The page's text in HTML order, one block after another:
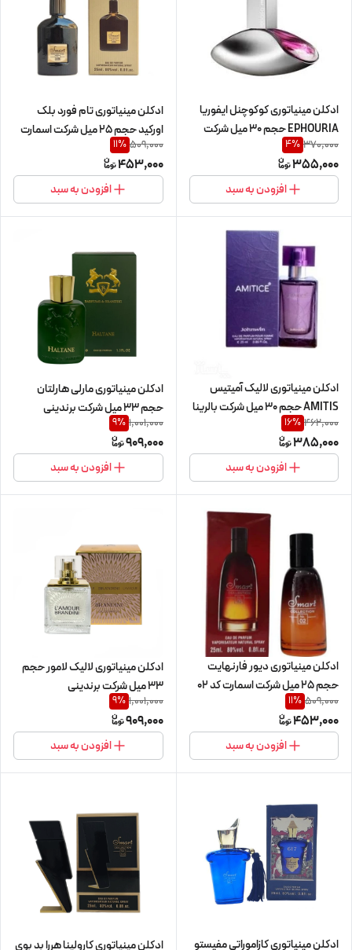
ادکلن مینیاتوری کوکوچنل ایفوریا
EPHOURIA حجم 30 میل شرکت
بالرینا
370,000
4%
355,000
افزودن به سبد
ادکلن مینیاتوری تام فورد بلک
اورکید حجم 25 میل شرکت اسمارت
کد 359
509,000
11%
453,000
افزودن به سبد
ادکلن مینیاتوری لالیک آمیتیس
AMITIS حجم 30 میل شرکت بالرینا
462,000
16%
385,000
افزودن به سبد
ادکلن مینیاتوری مارلی هارلتان
حجم 33 میل شرکت برندینی
1,001,000
9%
909,000
افزودن به سبد
ادکلن مینیاتوری دیور فارنهایت
حجم 25 میل شرکت اسمارت کد 02
509,000
11%
453,000
افزودن به سبد
ادکلن مینیاتوری لالیک لامور حجم
33 میل شرکت برندینی
1,001,000
9%
909,000
افزودن به سبد
ادکلن مینیاتوری کازاموراتی مفیستو ادکلن مینیاتوری کارولینا هررا بد بوی